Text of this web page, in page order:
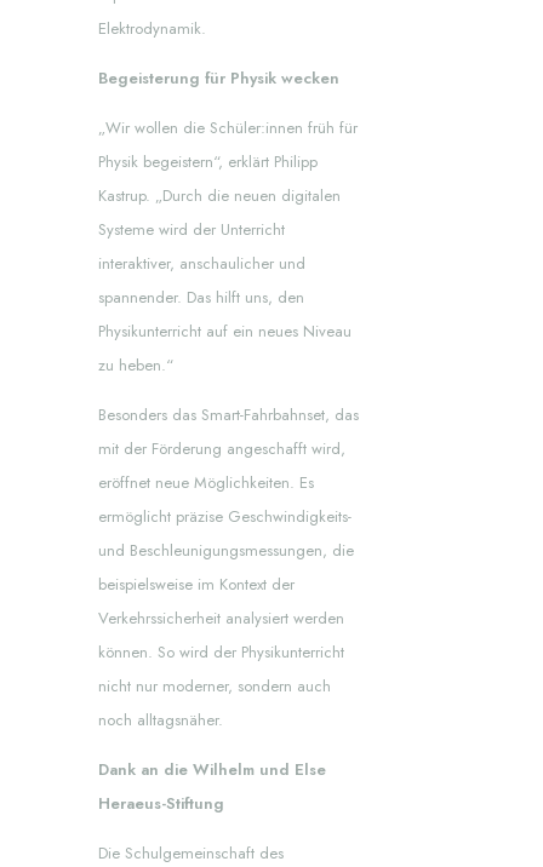
Elektrodynamik.
Begeisterung für Physik wecken
„Wir wollen die Schüler:innen früh für
Physik begeistern“, erklärt Philipp
Kastrup. „Durch die neuen digitalen
Systeme wird der Unterricht
interaktiver, anschaulicher und
spannender. Das hilft uns, den
Physikunterricht auf ein neues Niveau
zu heben.“
Besonders das Smart-Fahrbahnset, das
mit der Förderung angeschafft wird,
eröffnet neue Möglichkeiten. Es
ermöglicht präzise Geschwindigkeits-
und Beschleunigungsmessungen, die
beispielsweise im Kontext der
Verkehrssicherheit analysiert werden
können. So wird der Physikunterricht
nicht nur moderner, sondern auch
noch alltagsnäher.
Dank an die Wilhelm und Else
Heraeus-Stiftung
Die Schulgemeinschaft des